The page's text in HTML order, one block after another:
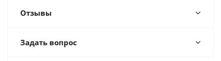
Отзывы
Задать вопрос